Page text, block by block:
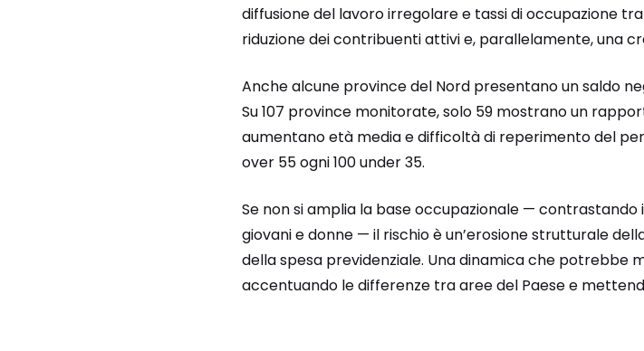
diffusione del lavoro irregolare e tassi di occupazione
riduzione dei contribuenti attivi e, parallelamente, una
Anche alcune province del Nord presentano un saldo
Su 107 province monitorate, solo 59 mostrano un
aumentano età media e difficoltà di reperimento del
over 55 ogni 100 under 35.
Se non si amplia la base occupazionale —
giovani e donne — il rischio è un’erosione strutturale
della spesa previdenziale. Una dinamica che potrebbe
accentuando le differenze tra aree del Paese e